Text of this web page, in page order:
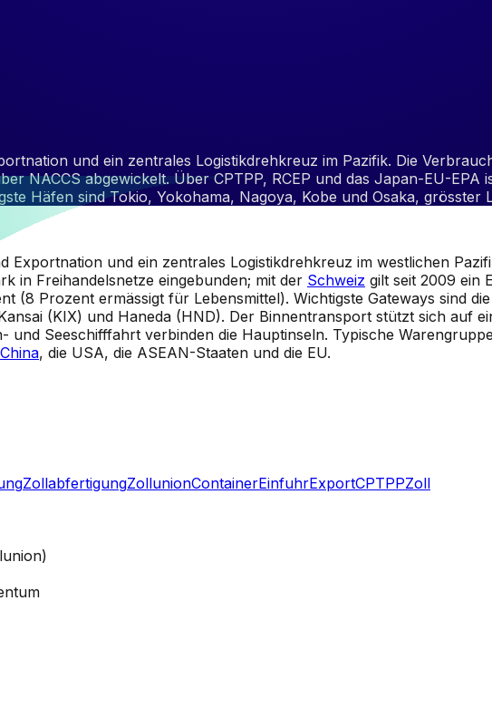
und ein zentrales Logistikdrehkreuz im Pazifik. Die
NACCS abgewickelt. Über CPTPP, RCEP und das Japan-EU-
Häfen sind Tokio, Yokohama, Nagoya, Kobe und Osaka, grösster
und ein zentrales Logistikdrehkreuz im westlichen
in Freihandelsnetze eingebunden; mit der Schweiz gilt seit 2009 ein
(8 Prozent ermässigt für Lebensmittel). Wichtigste Gateways sind
(KIX) und Haneda (HND). Der Binnentransport stützt sich auf
und Seeschifffahrt verbinden die Hauptinseln. Typische
China, die USA, die ASEAN-Staaten und die EU.
ZollabfertigungZollunionContainerEinfuhrExportCPTPPZoll